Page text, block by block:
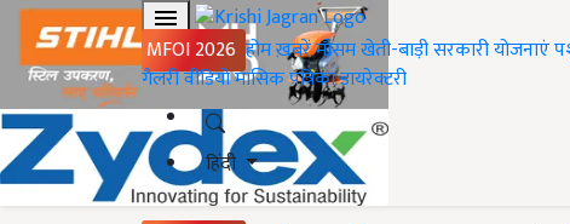
MFOI 2026 होमख़बरेंमौसमखेती-बाड़ीसरकारी योजनाएं
गैलरीवीडियोमासिक पत्रिकाडायरेक्टरी
हिंदी